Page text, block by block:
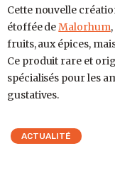
Cette nouvelle
étoffée deMalorhum
fruits, aux épices,
Ce produit rare et
spécialisés pour les
gustatives.
ACTUALITÉ